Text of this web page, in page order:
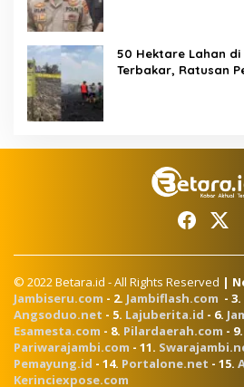
50 Hektare Lahan di
Terbakar, Ratusan
© 2022 Betara.id - All Rights Reserved |
Jambiseru.com - 2. Jambiflash.com - 3.
Angsoduo.net - 5. Lajuberita.id - 6.
Esamesta.com - 8. Pilardaerah.com - 9.
Pariwarajambi.com - 11.
Pemayung.id - 14. Portalone.net - 15.
Kerinciexpose.com